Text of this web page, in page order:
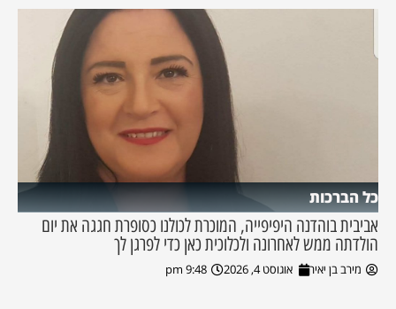
כל הברכות
אביבית בוהדנה היפיפייה, המוכרת לכולנו כסופרת חגגה את יום
הולדתה ממש לאחרונה ולכלוכית כאן כדי לפרגן לך
מירב בן יאיר אוגוסט 4, 2026 9:48 pm